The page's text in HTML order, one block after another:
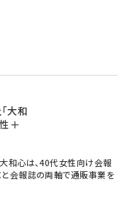
大和
＋
和心は、40代女性向け会報
会報誌の両軸で通販事業を